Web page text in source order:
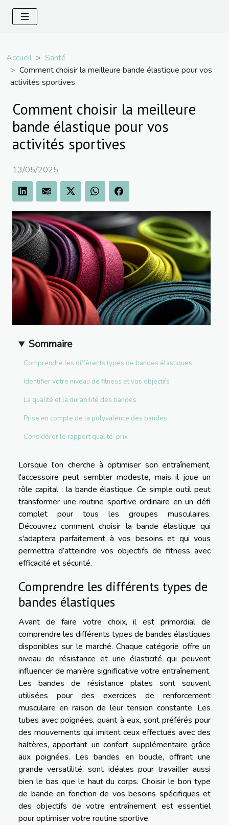
Accueil
Santé
Comment choisir la meilleure bande élastique pour vos
activités sportives
Comment choisir la meilleure
bande élastique pour vos
activités sportives
13/05/2025
Sommaire
Comprendre les différents types de bandes élastiques
Identifier votre niveau de fitness et vos objectifs
La qualité et la durabilité des bandes
Prise en compte de la polyvalence des bandes
Considérer le rapport qualité-prix
Lorsque l'on cherche à optimiser son entraînement,
l'accessoire peut sembler modeste, mais il joue un
rôle capital : la bande élastique. Ce simple outil peut
transformer une routine sportive ordinaire en un défi
complet pour tous les groupes musculaires.
Découvrez comment choisir la bande élastique qui
s'adaptera parfaitement à vos besoins et qui vous
permettra d’atteindre vos objectifs de fitness avec
efficacité et sécurité.
Comprendre les différents types de
bandes élastiques
Avant de faire votre choix, il est primordial de
comprendre les différents types de bandes élastiques
disponibles sur le marché. Chaque catégorie offre un
niveau de résistance et une élasticité qui peuvent
influencer de manière significative votre entraînement.
Les bandes de résistance plates sont souvent
utilisées pour des exercices de renforcement
musculaire en raison de leur tension constante. Les
tubes avec poignées, quant à eux, sont préférés pour
des mouvements qui imitent ceux effectués avec des
haltères, apportant un confort supplémentaire grâce
aux poignées. Les bandes en boucle, offrant une
grande versatilité, sont idéales pour travailler aussi
bien le bas que le haut du corps. Choisir le bon type
de bande en fonction de vos besoins spécifiques et
des objectifs de votre entraînement est essentiel
pour optimiser votre routine sportive.